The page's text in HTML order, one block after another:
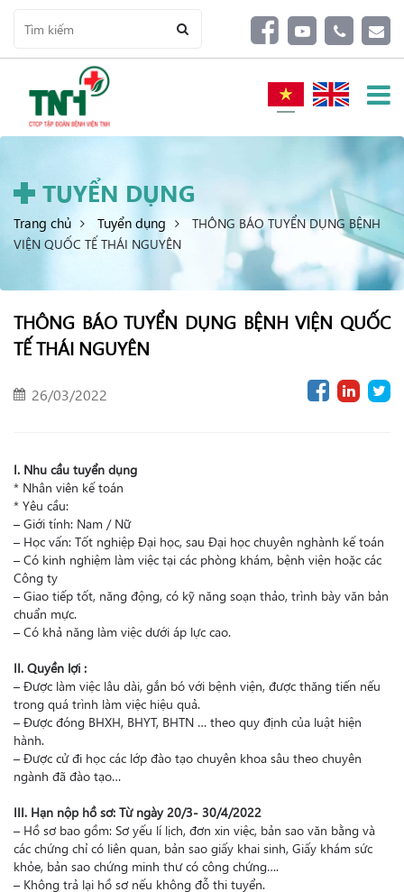
TUYỂN DỤNG
Trang chủ Tuyển dụng
THÔNG BÁO TUYỂN DỤNG BỆNH
VIỆN QUỐC TẾ THÁI NGUYÊN
THÔNG BÁO TUYỂN DỤNG BỆNH VIỆN QUỐC
TẾ THÁI NGUYÊN
26/03/2022
I. Nhu cầu tuyển dụng
* Nhân viên kế toán
* Yêu cầu:
– Giới tính: Nam / Nữ
– Học vấn: Tốt nghiệp Đại học, sau Đại học chuyên nghành kế toán
– Có kinh nghiệm làm việc tại các phòng khám, bệnh viện hoặc các
Công ty
– Giao tiếp tốt, năng động, có kỹ năng soạn thảo, trình bày văn bản
chuẩn mực.
– Có khả năng làm việc dưới áp lực cao.
II. Quyền lợi :
– Được làm việc lâu dài, gắn bó với bệnh viện, được thăng tiến nếu
trong quá trình làm việc hiệu quả.
– Được đóng BHXH, BHYT, BHTN … theo quy định của luật hiện
hành.
– Được cử đi học các lớp đào tạo chuyên khoa sâu theo chuyên
ngành đã đào tạo…
III. Hạn nộp hồ sơ: Từ ngày 20/3- 30/4/2022
– Hồ sơ bao gồm: Sơ yếu lí lịch, đơn xin việc, bản sao văn bằng và
các chứng chỉ có liên quan, bản sao giấy khai sinh, Giấy khám sức
khỏe, bản sao chứng minh thư có công chứng….
– Không trả lại hồ sơ nếu không đỗ thi tuyển.